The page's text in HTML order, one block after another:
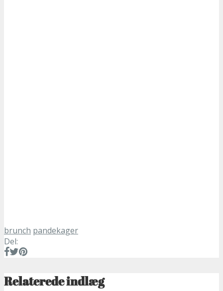
brunch pandekager
Del:
Relaterede indlæg